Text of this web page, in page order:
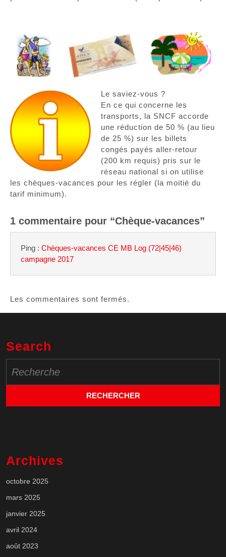
Le saviez-vous ?
En ce qui concerne les
transports, la SNCF accorde
une réduction de 50 % (au lieu
de 25 %) sur les billets
congés payés aller-retour
(200 km requis) pris sur le
réseau national si on utilise
les chèques-vacances pour les régler (la moitié du
tarif minimum).
1 commentaire pour “Chèque-vacances”
Ping : Chèques-vacances CE MB Log (72|45|46)
campagne 2017
Les commentaires sont fermés.
Search
for:
Archives
octobre 2025
mars 2025
janvier 2025
avril 2024
août 2023